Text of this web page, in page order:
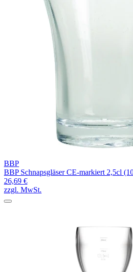
BBP
BBP Schnapsgläser CE-markiert 2,5cl
26,69 €
zzgl. MwSt.